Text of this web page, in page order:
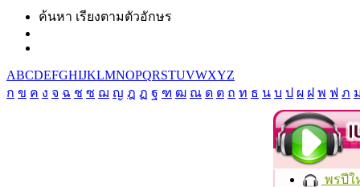
ค้นหา เรียงตามตัวอักษร
ABCDEFGHIJKLMNOPQRSTUVWXYZ
ก ข ค ง จ ฉ ช ซ ฌ ญ ฎ ฏ ฐ ฑ ฒ ณ ด ต ถ ท ธ น บ ป ผ ฝ พ ฟ ภ
พรปีใ